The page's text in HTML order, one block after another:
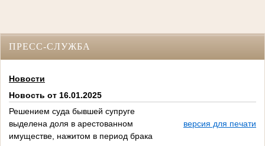
ПРЕСС-СЛУЖБА
Новости
Новость от 16.01.2025
Решением суда бывшей супруге
выделена доля в арестованном
имуществе, нажитом в период брака
версия для печати